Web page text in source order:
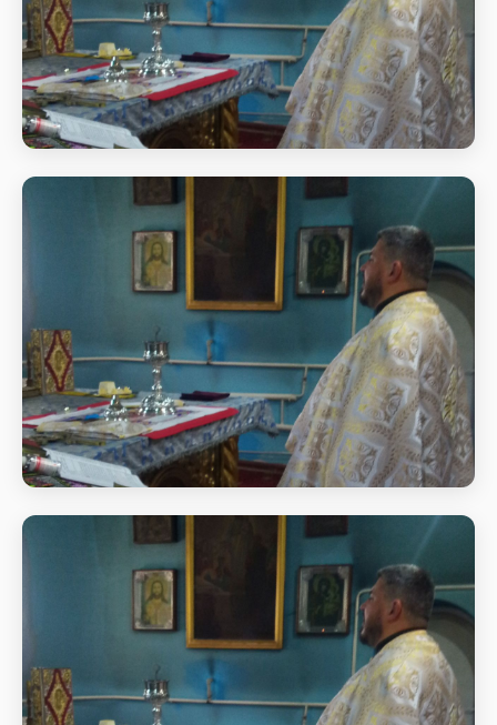
Святкове богослужіння
Початок Божественної
Святкове богослужіння
Початок Божественної